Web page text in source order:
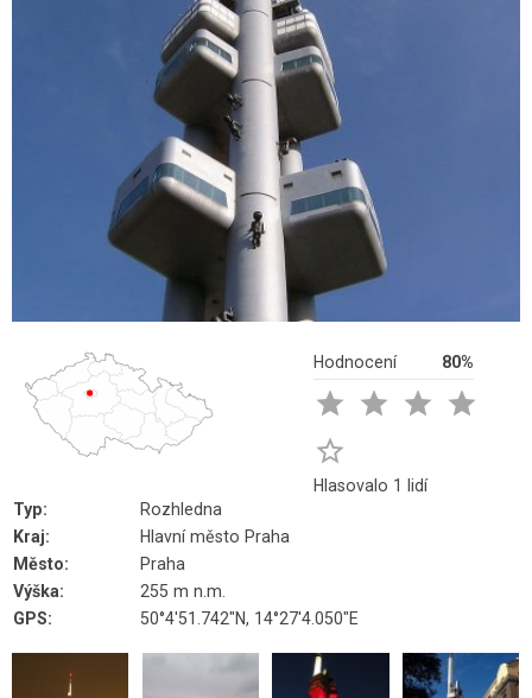
Hodnocení 80%
   

Hlasovalo 1 lidí
Typ:
Rozhledna
Kraj:
Hlavní město Praha
Město:
Praha
Výška:
255 m n.m.
GPS:
50°4'51.742"N, 14°27'4.050"E